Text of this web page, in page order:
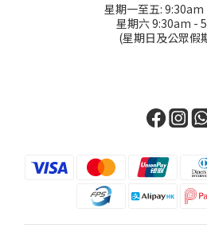
星期一至五:
星期六 9:30am -
(星期日及公眾假